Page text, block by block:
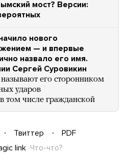
мост? Версии:
нового
— и впервые
назвало его имя.
Сергей Суровикин
его сторонником
ударов
том числе гражданской
Твиттер
PDF
link Что-что?